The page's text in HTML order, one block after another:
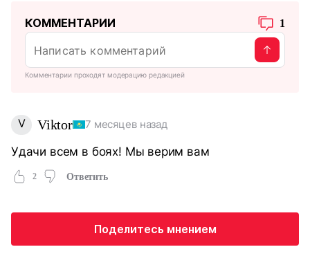
КОММЕНТАРИИ 1
Комментарии проходят модерацию редакцией
V Viktor 7 месяцев назад
Удачи всем в боях! Мы верим вам
2 Ответить
Поделитесь мнением